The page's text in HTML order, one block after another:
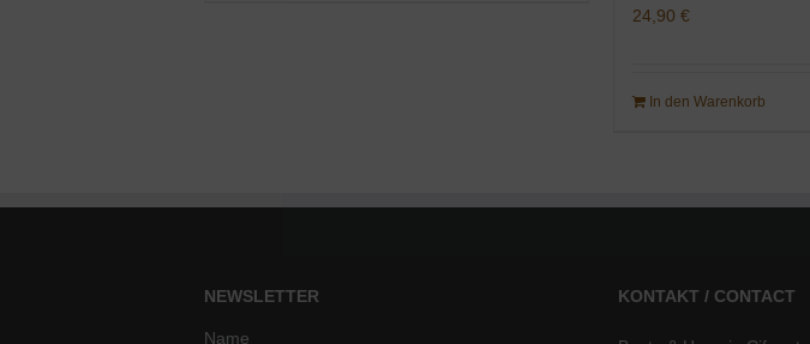
24,90€
In den Warenkorb
NEWSLETTER
Name
KONTAKT / CONTACT